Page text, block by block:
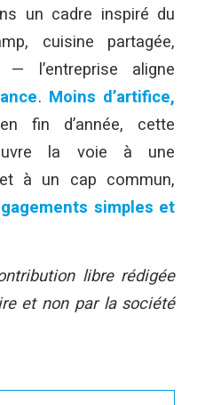
un cadre inspiré du
cuisine partagée,
— l’entreprise aligne
. Moins d’artifice,
fin d’année, cette
la voie à une
à un cap commun,
simples et
libre rédigée
et non par la société